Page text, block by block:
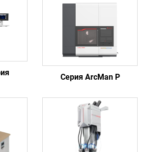
Серия ArcMan P